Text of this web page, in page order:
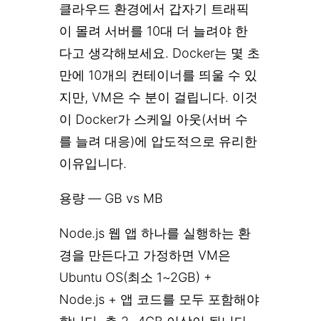
클라우드 환경에서 갑자기 트래픽
이 몰려 서버를 10대 더 늘려야 한
다고 생각해보세요. Docker는 몇 초
만에 10개의 컨테이너를 띄울 수 있
지만, VM은 수 분이 걸립니다. 이것
이 Docker가 스케일 아웃(서버 수
를 늘려 대응)에 압도적으로 유리한
이유입니다.
용량 — GB vs MB
Node.js 웹 앱 하나를 실행하는 환
경을 만든다고 가정하면 VM은
Ubuntu OS(최소 1~2GB) +
Node.js + 앱 코드를 모두 포함해야